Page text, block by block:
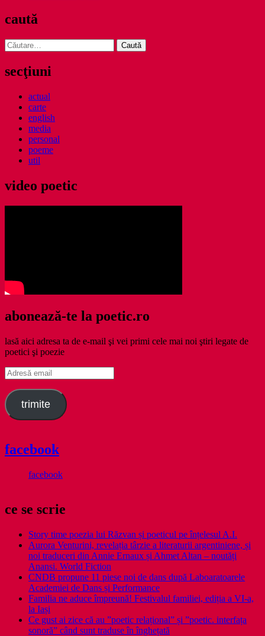
caută
Caută
după:
secţiuni
actual
carte
english
media
personal
poeme
util
video poetic
abonează-te la poetic.ro
lasă aici adresa ta de e-mail şi vei primi cele mai noi ştiri legate de
poetici şi poezie
Adresă
email
trimite
facebook
facebook
ce se scrie
Story time poezia lui Răzvan și poeticul pe înțelesul A.I.
Aurora Venturini, revelația târzie a literaturii argentiniene, și
noi traduceri din Annie Ernaux și Ahmet Altan – noutăți
Anansi. World Fiction
CNDB propune 11 piese noi de dans după Laboaratoarele
Academiei de Dans și Performance
Familia ne aduce împreună! Festivalul familiei, ediția a VI-a,
la Iași
Ce gust ai zice că au ”poetic relațional” și ”poetic. interfața
sonoră” când sunt traduse în înghețată